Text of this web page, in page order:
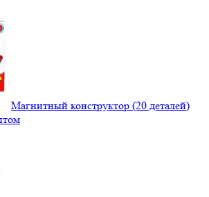
Магнитный конструктор (20 деталей)